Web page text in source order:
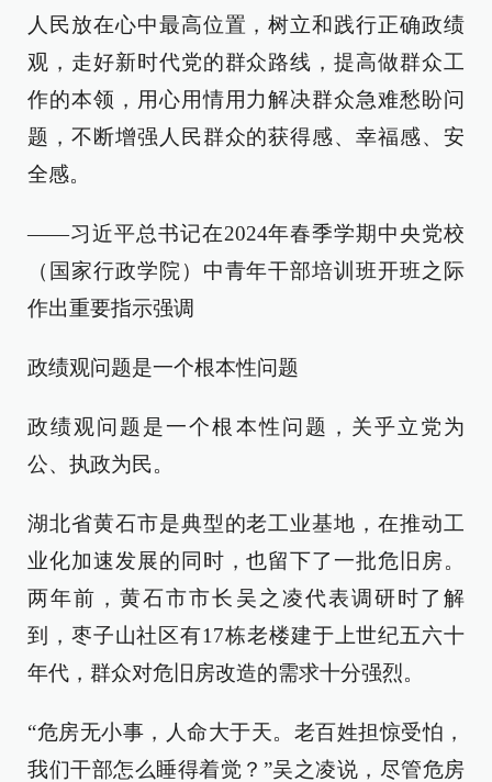
人民放在心中最高位置，树立和践行正确政绩
观，走好新时代党的群众路线，提高做群众工
作的本领，用心用情用力解决群众急难愁盼问
题，不断增强人民群众的获得感、幸福感、安
全感。
——习近平总书记在2024年春季学期中央党校
（国家行政学院）中青年干部培训班开班之际
作出重要指示强调
政绩观问题是一个根本性问题
政绩观问题是一个根本性问题，关乎立党为
公、执政为民。
湖北省黄石市是典型的老工业基地，在推动工
业化加速发展的同时，也留下了一批危旧房。
两年前，黄石市市长吴之凌代表调研时了解
到，枣子山社区有17栋老楼建于上世纪五六十
年代，群众对危旧房改造的需求十分强烈。
“危房无小事，人命大于天。老百姓担惊受怕，
我们干部怎么睡得着觉？”吴之凌说，尽管危房